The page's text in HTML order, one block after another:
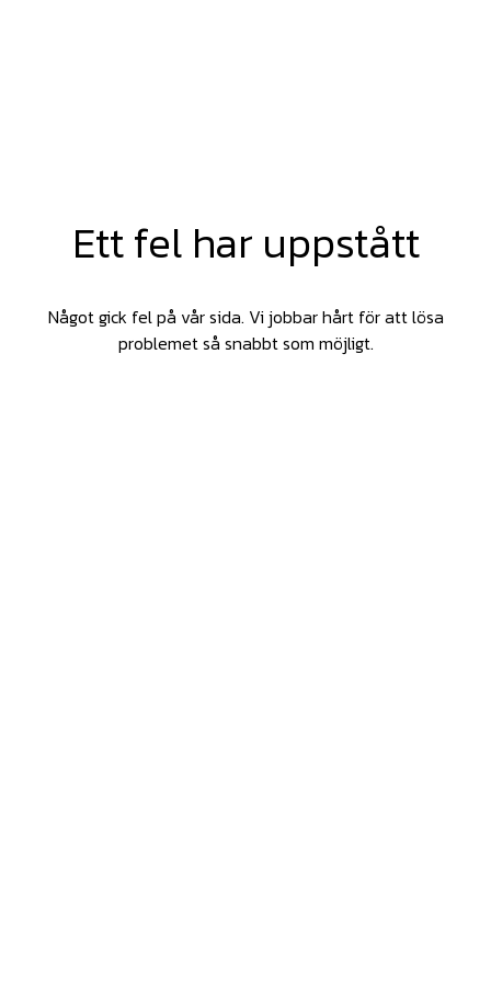
Ett fel har uppstått
Något gick fel på vår sida. Vi jobbar hårt för att lösa
problemet så snabbt som möjligt.